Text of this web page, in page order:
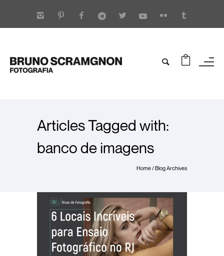
Articles Tagged with:
banco de imagens
Home/ Blog Archives